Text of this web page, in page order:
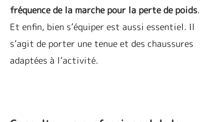
fréquence de la marche pour la perte de poids.
Et enfin, bien s’équiper est aussi essentiel. Il
s’agit de porter une tenue et des chaussures
adaptées à l’activité.